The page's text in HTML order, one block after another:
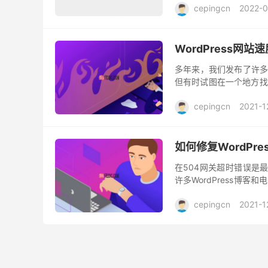
cepingcn
2022-
WordPress网站速
多年来，我们发布了许
但有时试图在一个地方
cepingcn
2021-
如何修复
在504网关超时错误是
许多WordPress博客和
cepingcn
2021-